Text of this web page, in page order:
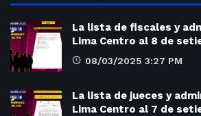
La lista de fiscales y
Lima Centro al 8 de
08/03/2025 3:27 PM
La lista de jueces y
Lima Centro al 7 de